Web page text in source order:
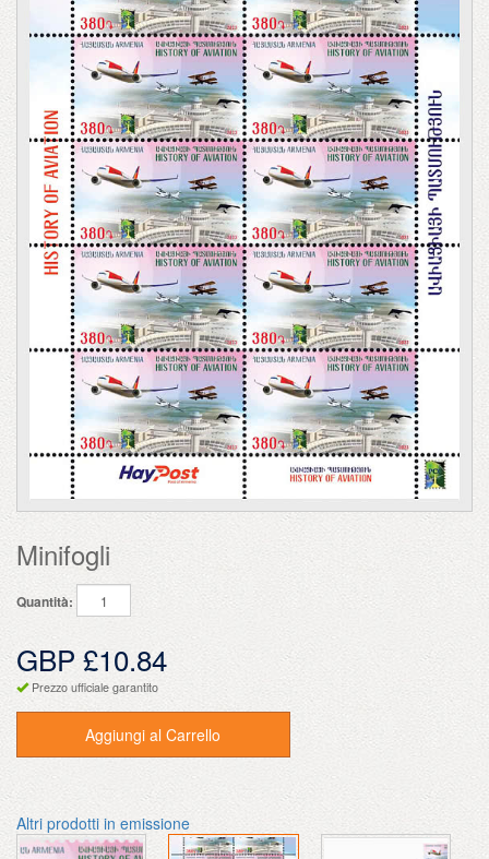
Minifogli
Quantità:
GBP £10.84
Prezzo ufficiale garantito
Aggiungi al Carrello
Altri prodotti in emissione